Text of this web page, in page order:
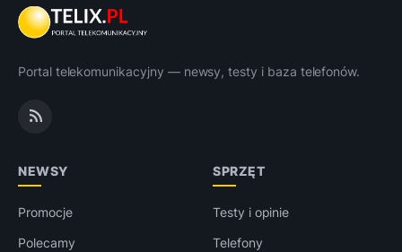
Portal telekomunikacyjny — newsy, testy i baza telefonów.
NEWSY
Promocje
Polecamy
SPRZĘT
Testy i opinie
Telefony